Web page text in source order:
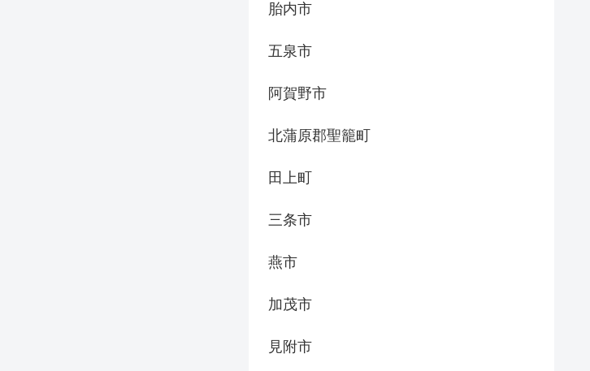
胎内市
五泉市
阿賀野市
北蒲原郡聖籠町
田上町
三条市
燕市
加茂市
見附市